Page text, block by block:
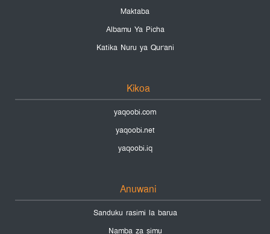
Maktaba
Albamu Ya Picha
Katika Nuru ya Qur’ani
Kikoa
yaqoobi.com
yaqoobi.net
yaqoobi.iq
Anuwani
Sanduku rasimi la barua